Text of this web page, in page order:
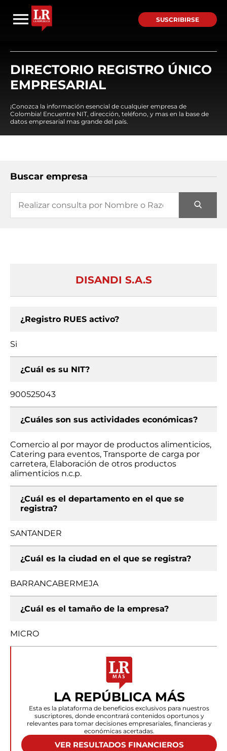
SUSCRIBIRSE
DIRECTORIO REGISTRO ÚNICO
EMPRESARIAL
¡Conozca la información esencial de cualquier empresa de
Colombia! Encuentre NIT, dirección, teléfono, y mas en la base de
datos empresarial mas grande del país.
Buscar empresa
DISANDI S.A.S
¿Registro RUES activo?
Si
¿Cuál es su NIT?
900525043
¿Cuáles son sus actividades económicas?
Comercio al por mayor de productos alimenticios,
Catering para eventos, Transporte de carga por
carretera, Elaboración de otros productos
alimenticios n.c.p.
¿Cuál es el departamento en el que se
registra?
SANTANDER
¿Cuál es la ciudad en el que se registra?
BARRANCABERMEJA
¿Cuál es el tamaño de la empresa?
MICRO
LA REPÚBLICA MÁS
Esta es la plataforma de beneficios exclusivos para nuestros
suscriptores, donde encontrará contenidos oportunos y
relevantes para tomar decisiones empresariales, financieras y
económicas acertadas.
VER RESULTADOS FINANCIEROS